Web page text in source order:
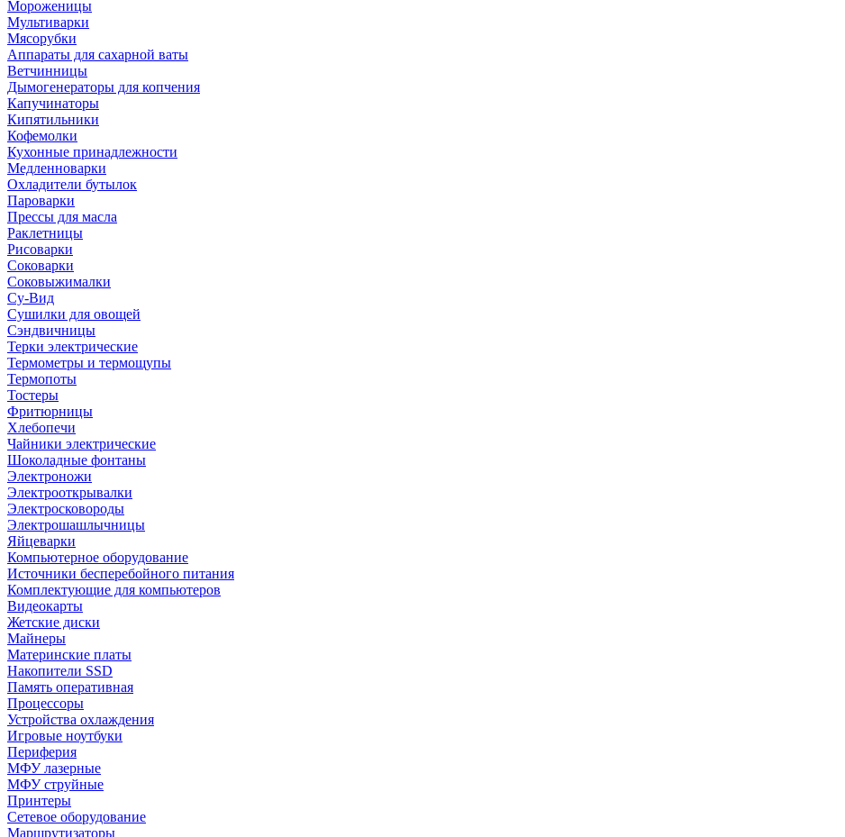
Мороженицы
Мультиварки
Мясорубки
Аппараты для сахарной ваты
Ветчинницы
Дымогенераторы для копчения
Капучинаторы
Кипятильники
Кофемолки
Кухонные принадлежности
Медленноварки
Охладители бутылок
Пароварки
Прессы для масла
Раклетницы
Рисоварки
Соковарки
Соковыжималки
Су-Вид
Сушилки для овощей
Сэндвичницы
Терки электрические
Термометры и термощупы
Термопоты
Тостеры
Фритюрницы
Хлебопечи
Чайники электрические
Шоколадные фонтаны
Электроножи
Электрооткрывалки
Электросковороды
Электрошашлычницы
Яйцеварки
Компьютерное оборудование
Источники бесперебойного питания
Комплектующие для компьютеров
Видеокарты
Жетские диски
Майнеры
Материнские платы
Накопители SSD
Память оперативная
Процессоры
Устройства охлаждения
Игровые ноутбуки
Периферия
МФУ лазерные
МФУ струйные
Принтеры
Сетевое оборудование
Маршрутизаторы